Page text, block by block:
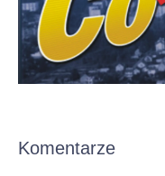
Komentarze